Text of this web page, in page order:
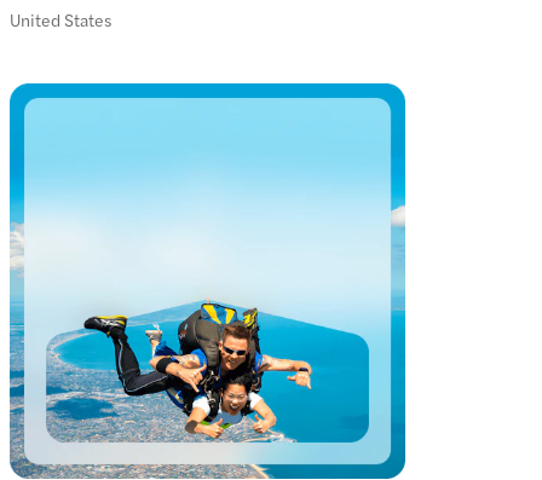
United States